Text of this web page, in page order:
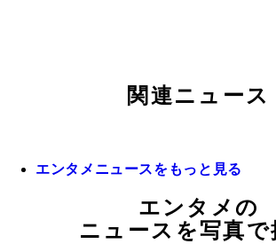
関連ニュース
エンタメニュースをもっと見る
エンタメの
ニュースを写真で